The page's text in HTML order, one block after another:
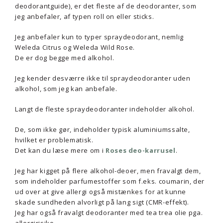
deodorantguide), er det fleste af de deodoranter, som
jeg anbefaler, af typen roll on eller sticks.
Jeg anbefaler kun to typer spraydeodorant, nemlig
Weleda Citrus og Weleda Wild Rose.
De er dog begge med alkohol.
Jeg kender desværre ikke til spraydeodoranter uden
alkohol, som jeg kan anbefale.
Langt de fleste spraydeodoranter indeholder alkohol.
De, som ikke gør, indeholder typisk aluminiumssalte,
hvilket er problematisk.
Det kan du læse mere om i Roses deo-karrusel.
Jeg har kigget på flere alkohol-deoer, men fravalgt dem,
som indeholder parfumestoffer som f.eks. coumarin, der
ud over at give allergi også mistænkes for at kunne
skade sundheden alvorligt på lang sigt (CMR-effekt).
Jeg har også fravalgt deodoranter med tea trea olie pga.